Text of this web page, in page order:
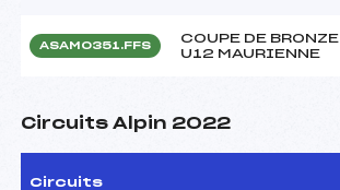
ASAM0351.FFS
COUPE DE BRONZE
U12 MAURIENNE
Circuits Alpin 2022
Circuits